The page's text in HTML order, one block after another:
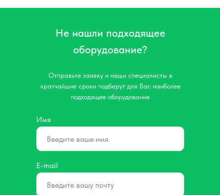
Имя
E-mail
Отправьте заявку и наши специалисты в
кратчайшие сроки подберут для Вас наиболее
подходящее оборудование
Не нашли подходящее
оборудование?